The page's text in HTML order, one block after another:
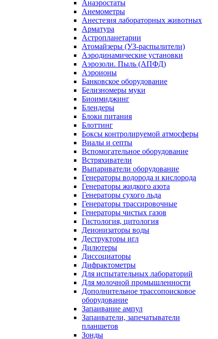
Анаэростаты
Анемометры
Анестезия лабораторных животных
Арматура
Астропланетарии
Атомайзеры (УЗ-распылители)
Аэродинамические установки
Аэрозоли. Пыль (АПФД)
Аэроионы
Банковское оборудование
Белизномеры муки
Биоимиджинг
Блендеры
Блоки питания
Блоттинг
Боксы контролируемой атмосферы
Виалы и септы
Вспомогательное оборудование
Встряхиватели
Выпариватели оборудование
Генераторы водорода и кислорода
Генераторы жидкого азота
Генераторы сухого льда
Генераторы трассировочные
Генераторы чистых газов
Гистология, цитология
Деионизаторы воды
Деструкторы игл
Дилютеры
Диссоциаторы
Дифрактометры
Для испытательных лабораторий
Для молочной промышленности
Дополнительное трассопоисковое
оборудование
Запаивание ампул
Запаиватели, запечатыватели
планшетов
Зонды